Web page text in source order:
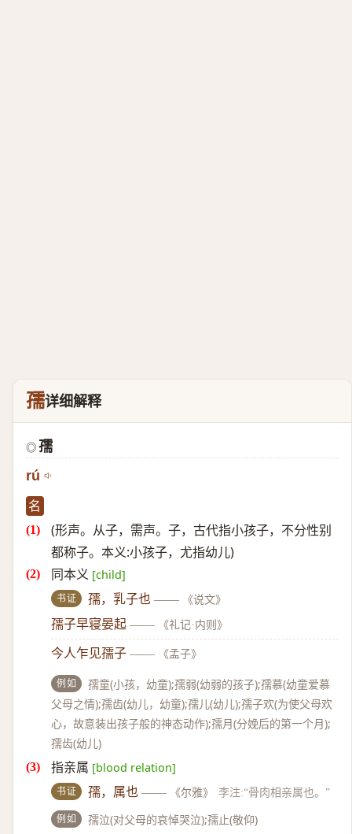
孺详细解释
◎ 孺
rú
名
(形声。从子，需声。子，古代指小孩子，不分性别
都称子。本义:小孩子，尤指幼儿)
同本义 [child]
书证 孺，乳子也 —— 《说文》
孺子早寝晏起 —— 《礼记·内则》
今人乍见孺子 —— 《孟子》
例如
孺童(小孩，幼童);孺弱(幼弱的孩子);孺慕(幼童爱慕
父母之情);孺齿(幼儿，幼童);孺儿(幼儿);孺子欢(为使父母欢
心，故意装出孩子般的神态动作);孺月(分娩后的第一个月);
孺齿(幼儿)
指亲属 [blood relation]
书证 孺，属也 —— 《尔雅》 李注:“骨肉相亲属也。”
例如 孺泣(对父母的哀悼哭泣);孺止(敬仰)